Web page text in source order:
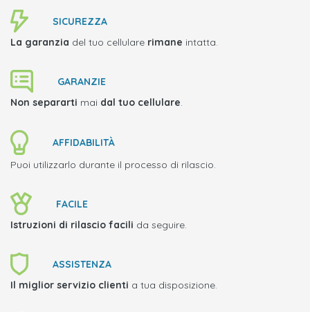
SICUREZZA
La garanzia del tuo cellulare rimane intatta.
GARANZIE
Non separarti mai dal tuo cellulare.
AFFIDABILITÀ
Puoi utilizzarlo durante il processo di rilascio.
FACILE
Istruzioni di rilascio facili da seguire.
ASSISTENZA
Il miglior servizio clienti a tua disposizione.